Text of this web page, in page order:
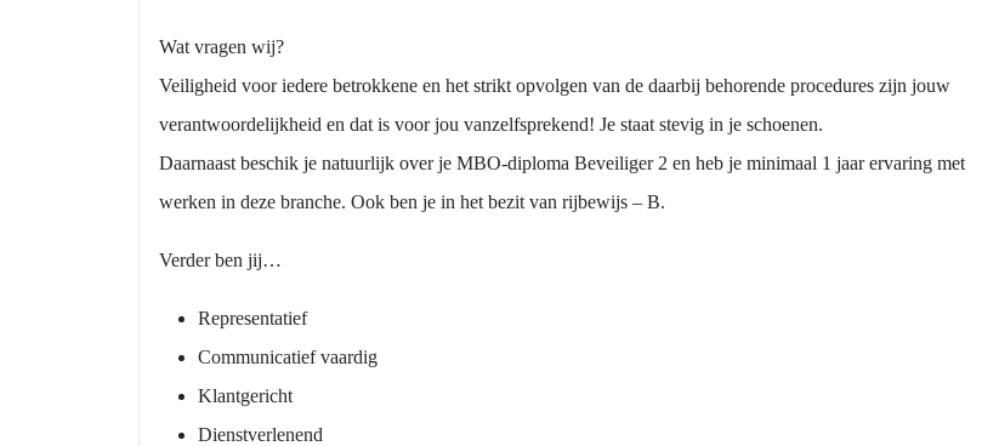
Wat vragen wij?
Veiligheid voor iedere betrokkene en het strikt opvolgen van de daarbij behorende procedures zijn jouw
verantwoordelijkheid en dat is voor jou vanzelfsprekend! Je staat stevig in je schoenen.
Daarnaast beschik je natuurlijk over je MBO-diploma Beveiliger 2 en heb je minimaal 1 jaar ervaring met
werken in deze branche. Ook ben je in het bezit van rijbewijs – B.
Verder ben jij…
Representatief
Communicatief vaardig
Klantgericht
Dienstverlenend